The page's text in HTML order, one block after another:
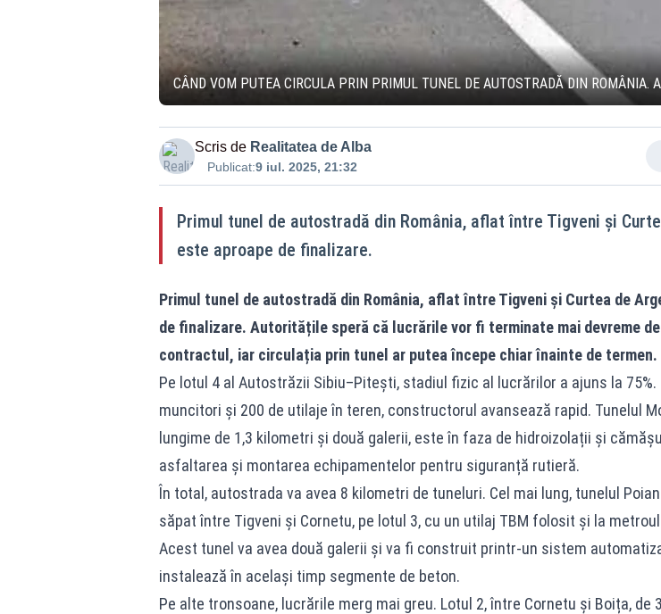
CÂND VOM PUTEA CIRCULA PRIN PRIMUL TUNEL DE AUTOSTRADĂ DIN ROMÂNIA.
Scris de Realitatea de Alba
Publicat:9 iul. 2025, 21:32
Primul tunel de autostradă din România, aflat între Tigveni și
este aproape de finalizare.
Primul tunel de autostradă din România, aflat între Tigveni și Curtea de
de finalizare. Autoritățile speră că lucrările vor fi terminate mai devreme
contractul, iar circulația prin tunel ar putea începe chiar înainte de termen.
Pe lotul 4 al Autostrăzii Sibiu–Pitești, stadiul fizic al lucrărilor a ajuns la 75%.
muncitori și 200 de utilaje în teren, constructorul avansează rapid. Tunelul
lungime de 1,3 kilometri și două galerii, este în faza de hidroizolații și
asfaltarea și montarea echipamentelor pentru siguranță rutieră.
În total, autostrada va avea 8 kilometri de tuneluri. Cel mai lung, tunelul
săpat între Tigveni și Cornetu, pe lotul 3, cu un utilaj TBM folosit și la
Acest tunel va avea două galerii și va fi construit printr-un sistem
instalează în același timp segmente de beton.
Pe alte tronsoane, lucrările merg mai greu. Lotul 2, între Cornetu și Boița, de